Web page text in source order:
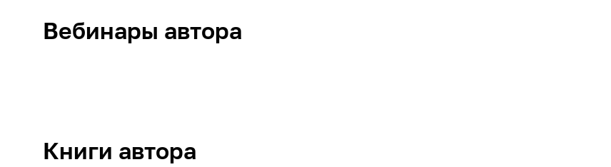
Вебинары автора
Книги автора